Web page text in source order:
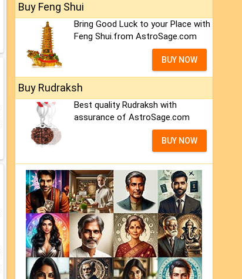
Buy Feng Shui
Bring Good Luck to your Place with
Feng Shui.from AstroSage.com
BUY NOW
Buy Rudraksh
Best quality Rudraksh with
assurance of AstroSage.com
BUY NOW